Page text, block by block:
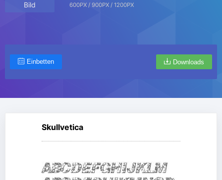
Bild 600PX / 900PX / 1200PX
Einbetten Downloads
Skullvetica